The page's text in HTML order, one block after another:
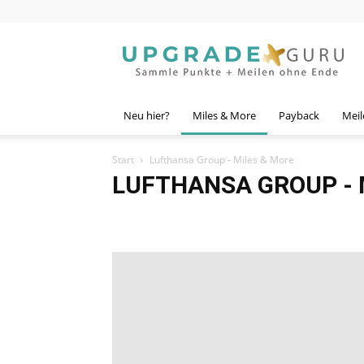
Guru
Neu hier? Miles & More Payback
Start Lufthansa Group - Miles & More
LUFTHANSA GROUP -
hotels.com
HRS Kreditkarten Lounge